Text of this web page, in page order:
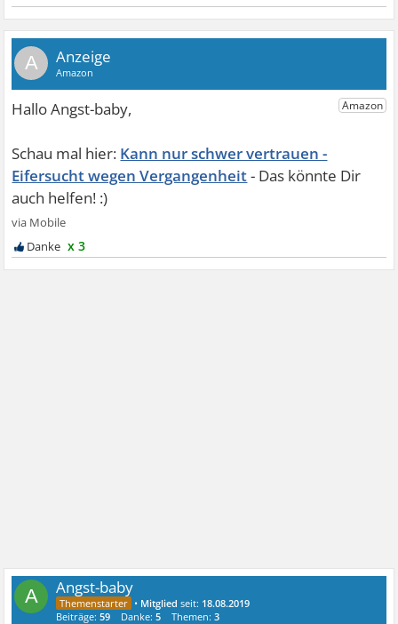
A
Kann nur schwer vertrauen -
Eifersucht wegen Vergangenheit
x 3
A Angst-baby
• Mitglied seit: 18.08.2019
Beiträge:59 Danke:5 Themen:3